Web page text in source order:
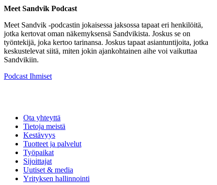
Meet Sandvik Podcast
Meet Sandvik -podcastin jokaisessa jaksossa tapaat eri henkilöitä,
jotka kertovat oman näkemyksensä Sandvikista. Joskus se on
työntekijä, joka kertoo tarinansa. Joskus tapaat asiantuntijoita, jotka
keskustelevat siitä, miten jokin ajankohtainen aihe voi vaikuttaa
Sandvikiin.
Podcast Ihmiset
Ota yhteyttä
Tietoja meistä
Kestävyys
Tuotteet ja palvelut
Työpaikat
Sijoittajat
Uutiset & media
Yrityksen hallinnointi